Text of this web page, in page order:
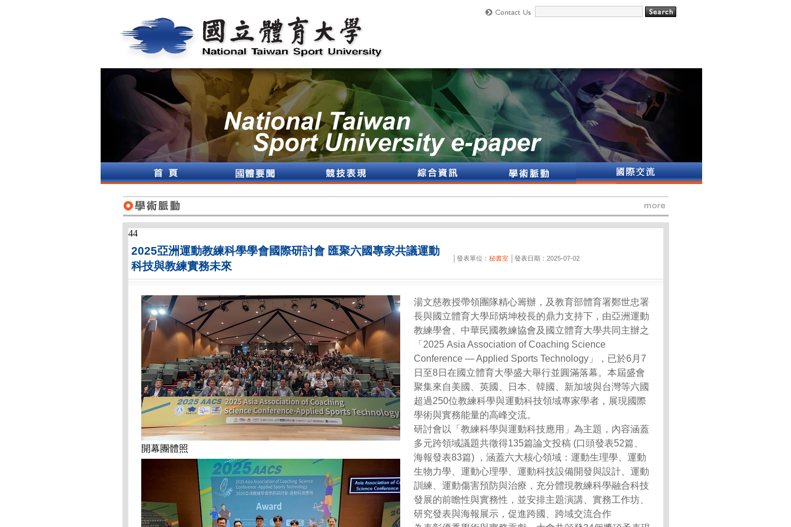
44
2025亞洲運動教練科學學會國際研討會 匯聚六國專家共議運動
科技與教練實務未來
│發表單位： 秘書室│發表日期：2025-07-02
開幕團體照
湯文慈教授帶領團隊精心籌辦，及教育部體育署鄭世忠署
長與國立體育大學邱炳坤校長的鼎力支持下，由亞洲運動
教練學會、中華民國教練協會及國立體育大學共同主辦之
「2025 Asia Association of Coaching Science
Conference — Applied Sports Technology」，已於6月7
日至8日在國立體育大學盛大舉行並圓滿落幕。本屆盛會
聚集來自美國、英國、日本、韓國、新加坡與台灣等六國
超過250位教練科學與運動科技領域專家學者，展現國際
學術與實務能量的高峰交流。
研討會以「教練科學與運動科技應用」為主題，內容涵蓋
多元跨領域議題共徵得135篇論文投稿 (口頭發表52篇、
海報發表83篇) ，涵蓋六大核心領域：運動生理學、運動
生物力學、運動心理學、運動科技設備開發與設計、運動
訓練、運動傷害預防與治療，充分體現教練科學融合科技
發展的前瞻性與實務性，並安排主題演講、實務工作坊、
研究發表與海報展示，促進跨國、跨域交流合作